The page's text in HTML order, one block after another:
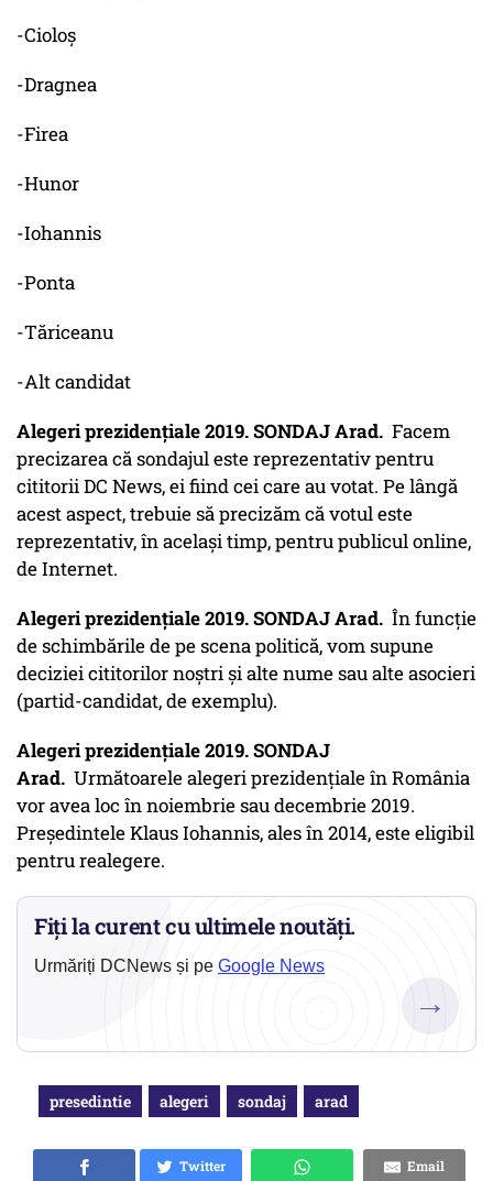
-Cioloș
-Dragnea
-Firea
-Hunor
-Iohannis
-Ponta
-Tăriceanu
-Alt candidat
Alegeri prezidențiale 2019. SONDAJ Arad. Facem
precizarea că sondajul este reprezentativ pentru
cititorii DC News, ei fiind cei care au votat. Pe lângă
acest aspect, trebuie să precizăm că votul este
reprezentativ, în același timp, pentru publicul online,
de Internet.
Alegeri prezidențiale 2019. SONDAJ Arad. În funcție
de schimbările de pe scena politică, vom supune
deciziei cititorilor noștri și alte nume sau alte asocieri
(partid-candidat, de exemplu).
Alegeri prezidențiale 2019. SONDAJ
Arad. Următoarele alegeri prezidențiale în România
vor avea loc în noiembrie sau decembrie 2019.
Președintele Klaus Iohannis, ales în 2014, este eligibil
pentru realegere.
Fiți la curent cu ultimele noutăți.
Urmăriți DCNews și pe Google News
→
presedintie alegeri sondaj arad
Twitter
Email